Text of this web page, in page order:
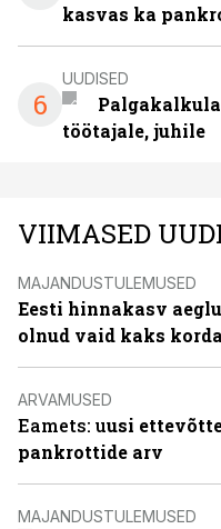
kasvas ka
6
UUDISED
töötajale, juhile
VIIMASED
MAJANDUSTULEMUSED
Eesti hinnakasv
olnud vaid kaks
ARVAMUSED
Eamets: uusi
pankrottide arv
MAJANDUSTULEMUSED